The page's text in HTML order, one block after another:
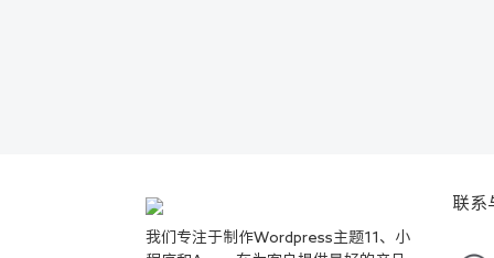
我们专注于制作Wordpress主题11、小
联系